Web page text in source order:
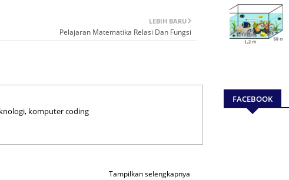
LEBIH BARU
Pelajaran Matematika Relasi Dan Fungsi
komputer coding
Tampilkan selengkapnya
FACEBOOK